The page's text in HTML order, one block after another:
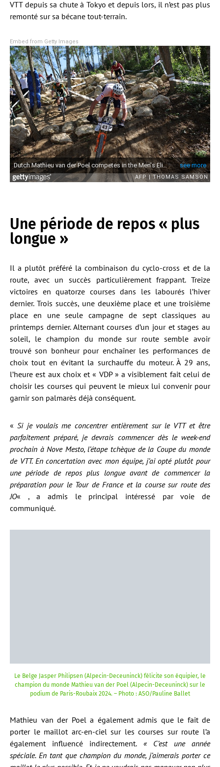
VTT depuis sa chute à Tokyo et depuis lors, il n’est pas plus
remonté sur sa bécane tout-terrain.
Embed from Getty Images
Une période de repos « plus
longue »
Il a plutôt préféré la combinaison du cyclo-cross et de la
route, avec un succès particulièrement frappant. Treize
victoires en quatorze courses dans les labourés l’hiver
dernier. Trois succès, une deuxième place et une troisième
place en une seule campagne de sept classiques au
printemps dernier. Alternant courses d’un jour et stages au
soleil, le champion du monde sur route semble avoir
trouvé son bonheur pour enchaîner les performances de
choix tout en évitant la surchauffe du moteur. À 29 ans,
l’heure est aux choix et « VDP » a visiblement fait celui de
choisir les courses qui peuvent le mieux lui convenir pour
garnir son palmarès déjà conséquent.
«Si je voulais me concentrer entièrement sur le VTT et être
parfaitement préparé, je devrais commencer dès le week-end
prochain à Nove Mesto, l’étape tchèque de la Coupe du monde
de VTT. En concertation avec mon équipe, j’ai opté plutôt pour
une période de repos plus longue avant de commencer la
préparation pour le Tour de France et la course sur route des
JO« , a admis le principal intéressé par voie de
communiqué.
Le Belge Jasper Philipsen (Alpecin-Deceuninck) félicite son équipier, le
champion du monde Mathieu van der Poel (Alpecin-Deceuninck) sur le
podium de Paris-Roubaix 2024. – Photo : ASO/Pauline Ballet
Mathieu van der Poel a également admis que le fait de
porter le maillot arc-en-ciel sur les courses sur route l’a
également influencé indirectement. « C’est une année
spéciale. En tant que champion du monde, j’aimerais porter ce